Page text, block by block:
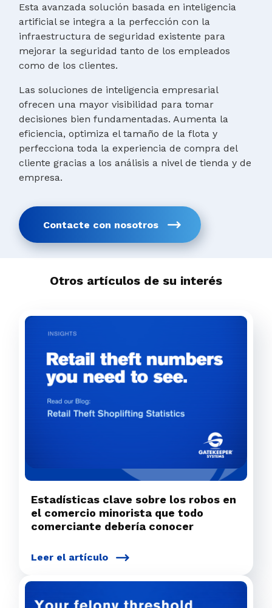
Esta avanzada solución basada en inteligencia
artificial se integra a la perfección con la
infraestructura de seguridad existente para
mejorar la seguridad tanto de los empleados
como de los clientes.
Las soluciones de inteligencia empresarial
ofrecen una mayor visibilidad para tomar
decisiones bien fundamentadas. Aumenta la
eficiencia, optimiza el tamaño de la flota y
perfecciona toda la experiencia de compra del
cliente gracias a los análisis a nivel de tienda y de
empresa.
Contacte con nosotros
Otros artículos de su interés
Estadísticas clave sobre los robos en
el comercio minorista que todo
comerciante debería conocer
Leer el artículo